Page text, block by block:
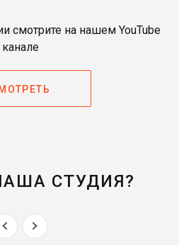
смотрите на нашем YouTube
канале
СТУДИЯ?